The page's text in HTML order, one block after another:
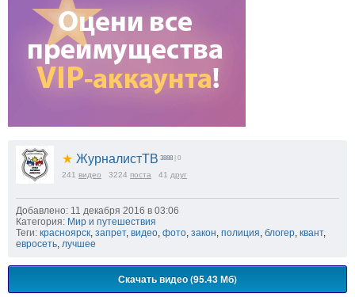
★ ЖурналистТВ 3888 | 0
241 видео 3224 поста 41 друг
Добавлено: 11 декабря 2016 в 03:06
Категория: Мир и путешествия
Теги: красноярск, запрет, видео, фото, закон, полиция, блогер, квант,
евросеть, лучшее
Скачать видео (95.43 Мб)